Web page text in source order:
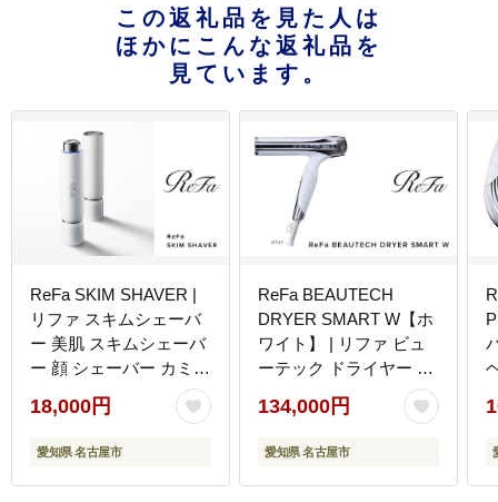
この返礼品を見た人は
ほかにこんな返礼品を
見ています。
ReFa SKIM SHAVER |
リファ スキムシェーバ
ー 美肌 スキムシェーバ
ー 顔 シェーバー カミソ
リ 剃刀 ムダ毛 敏感肌
うぶ毛 メイクの上から
シェービングクリーム
県 名古屋市
18,000円
愛知県 名古屋市
ReFa BEAUTECH
DRYER SMART W【ホ
ワイト】 | リファ ビュ
ーテック ドライヤー ス
マートダブル 1年保証
海外対応 引っ越し 新居
海外対応 折り畳み コン
ヘアケア 人気 おすすめ
134,000円
愛知県 名古屋市